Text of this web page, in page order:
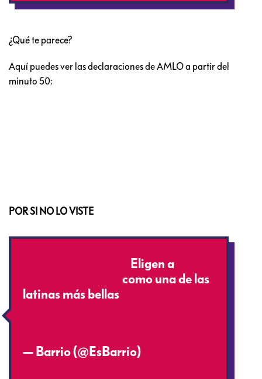
¿Qué te parece?
Aquí puedes ver las declaraciones de AMLO a partir del
minuto 50:
POR SI NO LO VISTE
Eligen a
como una de las
latinas más bellas
— Barrio (@EsBarrio)